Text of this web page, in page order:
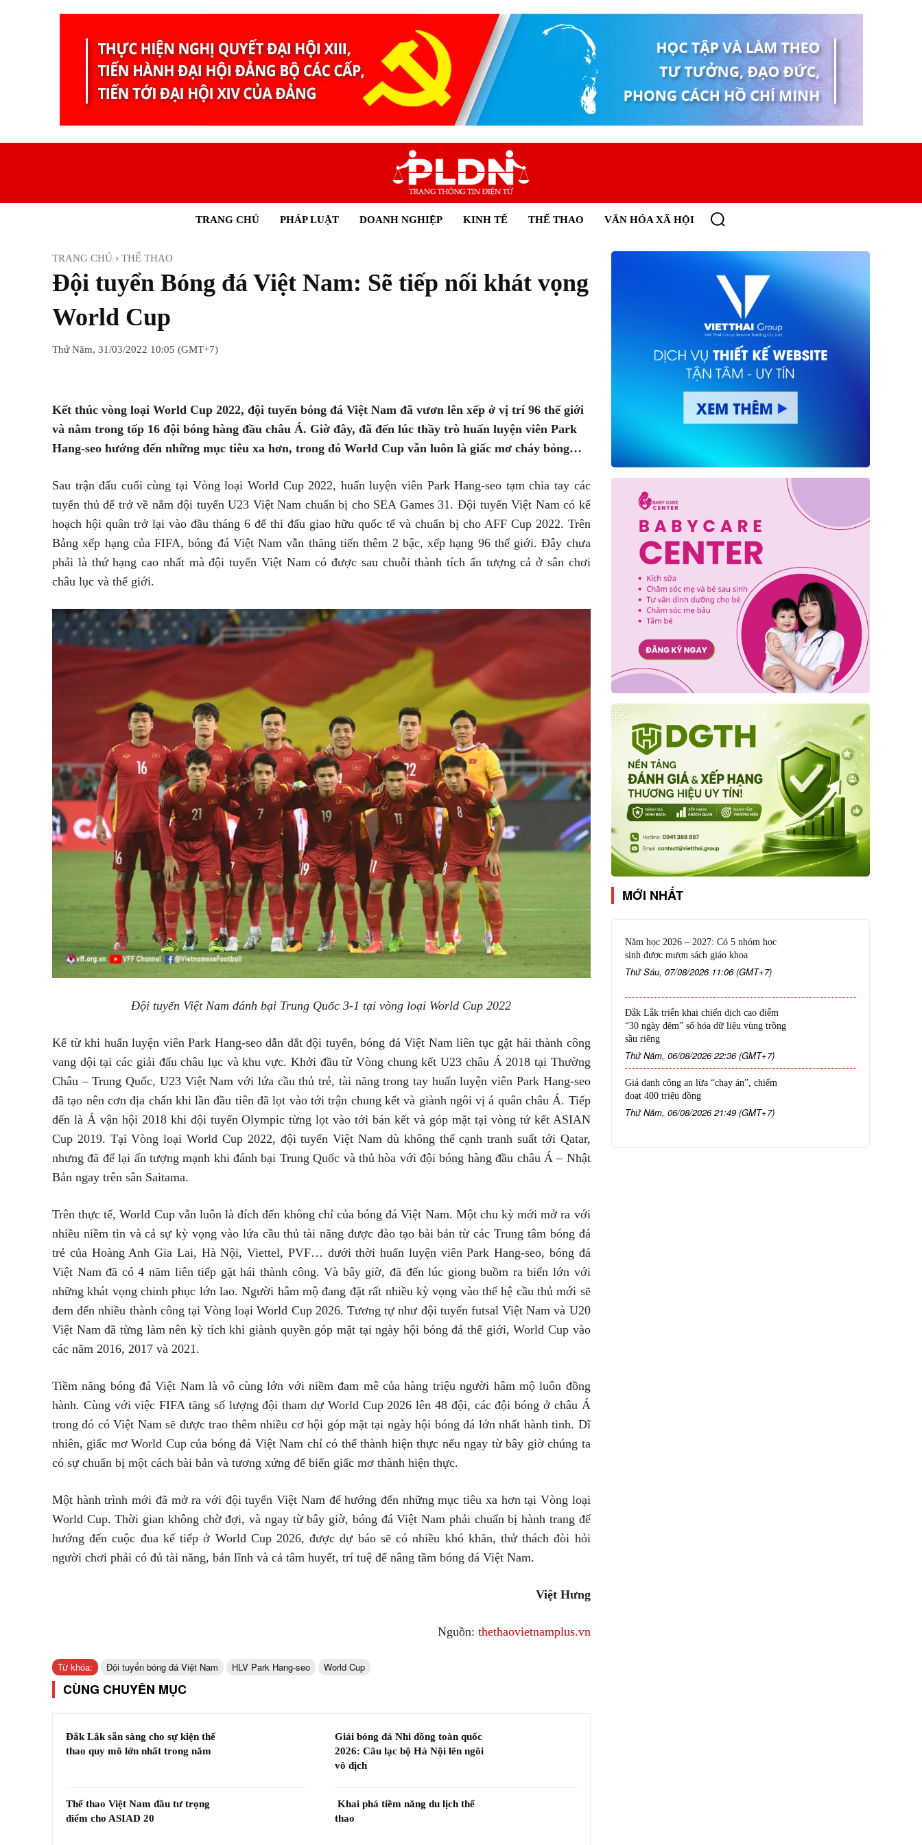
TRANG CHỦ PHÁP LUẬT DOANH NGHIỆP KINH TẾ THỂ THAO VĂN HÓA XÃ HỘI
TRANG CHỦ THỂ THAO
Đội tuyển Bóng đá Việt Nam: Sẽ tiếp nối khát vọng
World Cup
Thứ Năm, 31/03/2022 10:05 (GMT+7)
Kết thúc vòng loại World Cup 2022, đội tuyển bóng đá Việt Nam đã vươn lên xếp ở vị trí 96 thế giới
và nằm trong tốp 16 đội bóng hàng đầu châu Á. Giờ đây, đã đến lúc thầy trò huấn luyện viên Park
Hang-seo hướng đến những mục tiêu xa hơn, trong đó World Cup vẫn luôn là giấc mơ cháy bỏng…
Sau trận đấu cuối cùng tại Vòng loại World Cup 2022, huấn luyện viên Park Hang-seo tạm chia tay các
tuyển thủ để trở về nắm đội tuyển U23 Việt Nam chuẩn bị cho SEA Games 31. Đội tuyển Việt Nam có kế
hoạch hội quân trở lại vào đầu tháng 6 để thi đấu giao hữu quốc tế và chuẩn bị cho AFF Cup 2022. Trên
Bảng xếp hạng của FIFA, bóng đá Việt Nam vẫn thăng tiến thêm 2 bậc, xếp hạng 96 thế giới. Đây chưa
phải là thứ hạng cao nhất mà đội tuyển Việt Nam có được sau chuỗi thành tích ấn tượng cả ở sân chơi
châu lục và thế giới.
Đội tuyển Việt Nam đánh bại Trung Quốc 3-1 tại vòng loại World Cup 2022
Kể từ khi huấn luyện viên Park Hang-seo dẫn dắt đội tuyển, bóng đá Việt Nam liên tục gặt hái thành công
vang dội tại các giải đấu châu lục và khu vực. Khởi đầu từ Vòng chung kết U23 châu Á 2018 tại Thường
Châu – Trung Quốc, U23 Việt Nam với lứa cầu thủ trẻ, tài năng trong tay huấn luyện viên Park Hang-seo
đã tạo nên cơn địa chấn khi lần đầu tiên đã lọt vào tới trận chung kết và giành ngôi vị á quân châu Á. Tiếp
đến là Á vận hội 2018 khi đội tuyển Olympic từng lọt vào tới bán kết và góp mặt tại vòng tứ kết ASIAN
Cup 2019. Tại Vòng loại World Cup 2022, đội tuyển Việt Nam dù không thể cạnh tranh suất tới Qatar,
nhưng đã để lại ấn tượng mạnh khi đánh bại Trung Quốc và thủ hòa với đội bóng hàng đầu châu Á – Nhật
Bản ngay trên sân Saitama.
Trên thực tế, World Cup vẫn luôn là đích đến không chỉ của bóng đá Việt Nam. Một chu kỳ mới mở ra với
nhiều niềm tin và cả sự kỳ vọng vào lứa cầu thủ tài năng được đào tạo bài bản từ các Trung tâm bóng đá
trẻ của Hoàng Anh Gia Lai, Hà Nội, Viettel, PVF… dưới thời huấn luyện viên Park Hang-seo, bóng đá
Việt Nam đã có 4 năm liên tiếp gặt hái thành công. Và bây giờ, đã đến lúc giong buồm ra biển lớn với
những khát vọng chinh phục lớn lao. Người hâm mộ đang đặt rất nhiều kỳ vọng vào thế hệ cầu thủ mới sẽ
đem đến nhiều thành công tại Vòng loại World Cup 2026. Tương tự như đội tuyển futsal Việt Nam và U20
Việt Nam đã từng làm nên kỳ tích khi giành quyền góp mặt tại ngày hội bóng đá thế giới, World Cup vào
các năm 2016, 2017 và 2021.
Tiềm năng bóng đá Việt Nam là vô cùng lớn với niềm đam mê của hàng triệu người hâm mộ luôn đồng
hành. Cùng với việc FIFA tăng số lượng đội tham dự World Cup 2026 lên 48 đội, các đội bóng ở châu Á
trong đó có Việt Nam sẽ được trao thêm nhiều cơ hội góp mặt tại ngày hội bóng đá lớn nhất hành tinh. Dĩ
nhiên, giấc mơ World Cup của bóng đá Việt Nam chỉ có thể thành hiện thực nếu ngay từ bây giờ chúng ta
có sự chuẩn bị một cách bài bản và tương xứng để biến giấc mơ thành hiện thực.
Một hành trình mới đã mở ra với đội tuyển Việt Nam để hướng đến những mục tiêu xa hơn tại Vòng loại
World Cup. Thời gian không chờ đợi, và ngay từ bây giờ, bóng đá Việt Nam phải chuẩn bị hành trang để
hướng đến cuộc đua kế tiếp ở World Cup 2026, được dự báo sẽ có nhiều khó khăn, thử thách đòi hỏi
người chơi phải có đủ tài năng, bản lĩnh và cả tâm huyết, trí tuệ để nâng tầm bóng đá Việt Nam.
Việt Hưng
Nguồn: thethaovietnamplus.vn
Từ khóa: Đội tuyển bóng đá Việt Nam HLV Park Hang-seo World Cup
CÙNG CHUYÊN MỤC
Đắk Lắk sẵn sàng cho sự kiện thể
thao quy mô lớn nhất trong năm
Giải bóng đá Nhi đồng toàn quốc
2026: Câu lạc bộ Hà Nội lên ngôi
vô địch
Thể thao Việt Nam đầu tư trọng
điểm cho ASIAD 20
Khai phá tiềm năng du lịch thể
thao
MỚI NHẤT
Năm học 2026 – 2027: Có 5 nhóm học
sinh được mượn sách giáo khoa
Thứ Sáu, 07/08/2026 11:06 (GMT+7)
Đắk Lắk triển khai chiến dịch cao điểm
“30 ngày đêm” số hóa dữ liệu vùng trồng
sầu riêng
Thứ Năm, 06/08/2026 22:36 (GMT+7)
Giả danh công an lừa “chạy án”, chiếm
đoạt 400 triệu đồng
Thứ Năm, 06/08/2026 21:49 (GMT+7)